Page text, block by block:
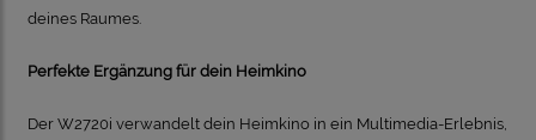
deines Raumes.
Perfekte Ergänzung für dein Heimkino
Der W2720i verwandelt dein Heimkino in ein Multimedia-Erlebnis,